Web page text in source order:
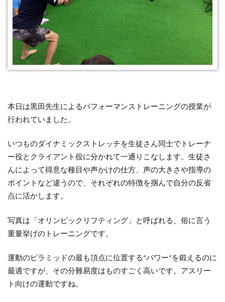
本日は黒田先生によるパフォーマンストレーニングの授業が
行われていました。
いつものダイナミックストレッチを生徒さん同士でトレーナ
ー役とクライアント役に分かれて一通りこなします。生徒さ
んによって得意な種目や声かけの仕方、声の大きさや指導の
ポイントなど違うので、それぞれの特徴を掴んで自分の反省
点に活かします。
写真は「オリンピックリフティング」と呼ばれる、俗に言う
重量挙げのトレーニングです。
運動のピラミッドの最も頂点に位置する”パワー”を鍛えるのに
最適ですが、その分難易度はものすごく高いです。アスリー
ト向けの運動ですね。